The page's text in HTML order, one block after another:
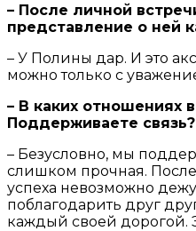
– После личной
представление о ней
– У Полины дар. И это
можно только с
– В каких отношениях
Поддерживаете связь?
– Безусловно, мы
слишком прочная. После
успеха невозможно
поблагодарить друг
каждый своей дорогой.